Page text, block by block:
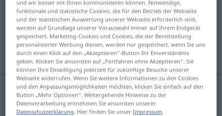
Übersicht aller Übersetzungen
(Für mehr Details die Übersetzung anklicken/antippen)
rezil, namussuz, kepaze
rezil(ce), namussuz(ca),kepaze schändlich
und wir besser mit Ihnen kommunizieren können. Notwendige,
funktionale und statistische Cookies, die für den Betrieb der Webseite
und der statistischen Auswertung unserer Webseite erforderlich sind,
werden auf Grundlage unserer Vorauswahl immer auf Ihrem Endgerät
gespeichert. Marketing-Cookies und Cookies, die der Bereitstellung
personalisierter Werbung dienen, werden nur gespeichert, wenn Sie uns
durch einen Klick auf den „Akzeptieren“-Button Ihr Einverständnis
geben. Klicken Sie ansonsten auf „Fortfahren ohne Akzeptieren“. Sie
können Ihre Einwilligung jederzeit für zukünftige Besuche unserer
Webseite widerrufen. Wenn Sie weitere Informationen zu den Cookies
und den Anpassungsmöglichkeiten möchten, klicken Sie einfach auf den
Button „Mehr Optionen“. Weitergehende Hinweise zu der
Datenverarbeitung entnehmen Sie ansonsten unserer
Datenschutzerklärung. Hier finden Sie unserImpressum.